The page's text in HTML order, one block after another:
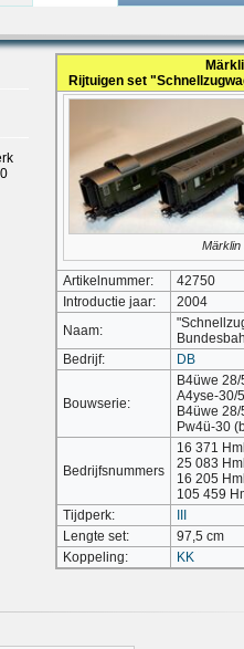
Rijtuigen set
Märklin
Artikelnummer:
42750
Introductie jaar:
2004
Naam:
Bedrijf:
DB
Bouwserie:
B4üwe
A4yse-30/
B4üwe
Pw4ü-30
Bedrijfsnummers
16 371
25 083
16 205
105 459
Tijdperk:
Lengte set:
97,5 cm
Koppeling:
KK